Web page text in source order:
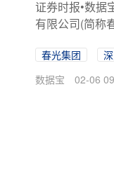
证券时报•数据
有限公司(简称
春光集团
数据宝
02-06